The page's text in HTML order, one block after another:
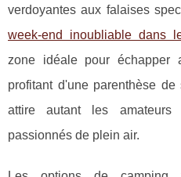
verdoyantes aux falaises
week-end inoubliable dans
zone idéale pour échapper
profitant d'une parenthèse
attire autant les
passionnés de plein air.